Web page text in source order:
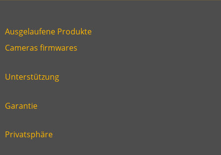
Link
footer
Ausgelaufene Produkte
Link
six
Cameras firmwares
Link
second
Unterstützung
Link
third
Garantie
Link
Privatsphäre